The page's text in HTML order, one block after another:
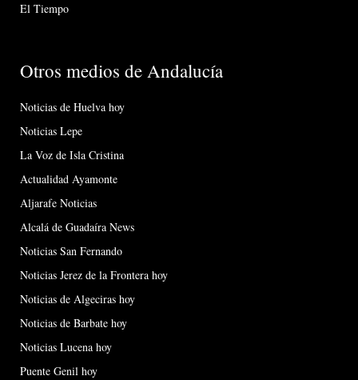
El Tiempo
Otros medios de Andalucía
Noticias de Huelva hoy
Noticias Lepe
La Voz de Isla Cristina
Actualidad Ayamonte
Aljarafe Noticias
Alcalá de Guadaíra News
Noticias San Fernando
Noticias Jerez de la Frontera hoy
Noticias de Algeciras hoy
Noticias de Barbate hoy
Noticias Lucena hoy
Puente Genil hoy